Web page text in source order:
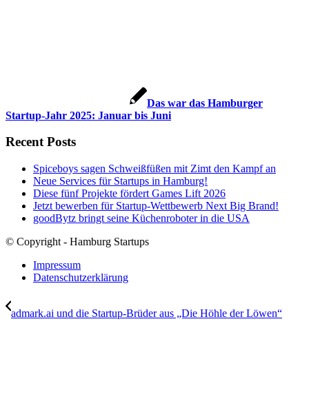
Das war das Hamburger
Startup-Jahr 2025: Januar bis Juni
Recent Posts
Spiceboys sagen Schweißfüßen mit Zimt den Kampf an
Neue Services für Startups in Hamburg!
Diese fünf Projekte fördert Games Lift 2026
Jetzt bewerben für Startup-Wettbewerb Next Big Brand!
goodBytz bringt seine Küchenroboter in die USA
© Copyright - Hamburg Startups
Impressum
Datenschutzerklärung
admark.ai und die Startup-Brüder aus „Die Höhle der Löwen“